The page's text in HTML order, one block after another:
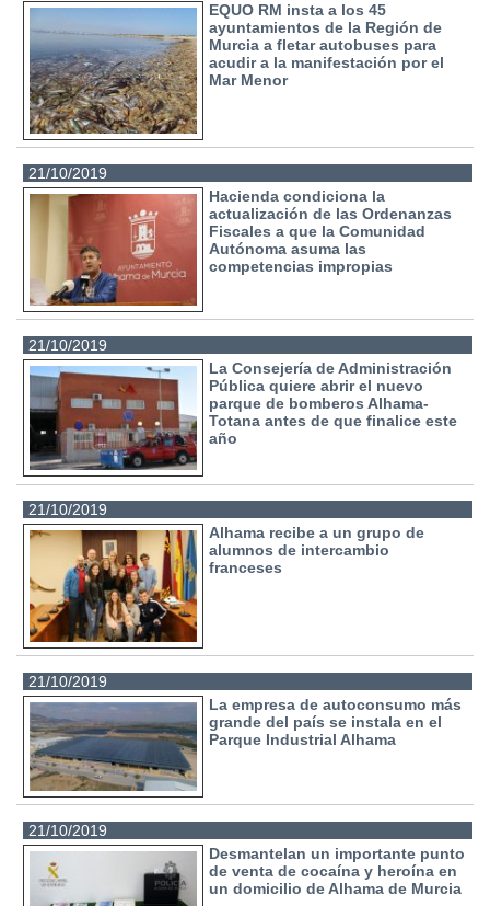
EQUO RM insta a los 45
ayuntamientos de la Región de
Murcia a fletar autobuses para
acudir a la manifestación por el
Mar Menor
21/10/2019
Hacienda condiciona la
actualización de las Ordenanzas
Fiscales a que la Comunidad
Autónoma asuma las
competencias impropias
21/10/2019
La Consejería de Administración
Pública quiere abrir el nuevo
parque de bomberos Alhama-
Totana antes de que finalice este
año
21/10/2019
Alhama recibe a un grupo de
alumnos de intercambio
franceses
21/10/2019
La empresa de autoconsumo más
grande del país se instala en el
Parque Industrial Alhama
21/10/2019
Desmantelan un importante punto
de venta de cocaína y heroína en
un domicilio de Alhama de Murcia